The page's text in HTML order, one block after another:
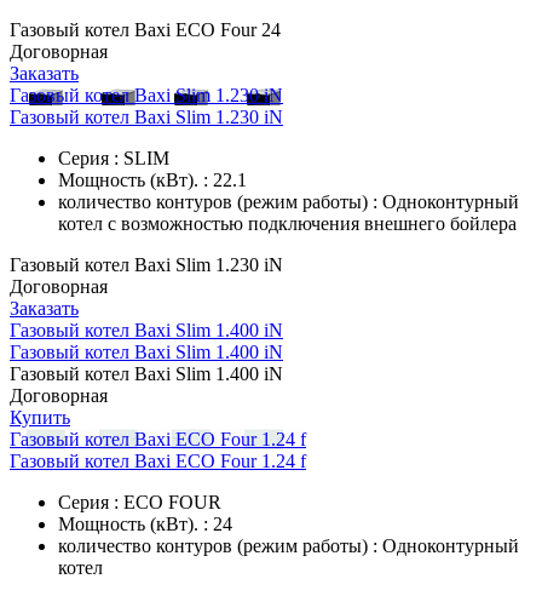
Газовый котел Baxi ECO Four 24
Договорная
Заказать
Газовый котел Baxi Slim 1.230 iN
Газовый котел Baxi Slim 1.230 iN
Серия : SLIM
Мощность (кВт). : 22.1
количество контуров (режим работы) : Одноконтурный
котел с возможностью подключения внешнего бойлера
Газовый котел Baxi Slim 1.230 iN
Договорная
Заказать
Газовый котел Baxi Slim 1.400 iN
Газовый котел Baxi Slim 1.400 iN
Газовый котел Baxi Slim 1.400 iN
Договорная
Купить
Газовый котел Baxi ECO Four 1.24 f
Газовый котел Baxi ECO Four 1.24 f
Серия : ECO FOUR
Мощность (кВт). : 24
количество контуров (режим работы) : Одноконтурный
котел